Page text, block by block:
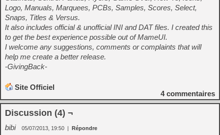
Logo, Manuals, Marquees, PCBs, Samples, Scores, Select,
Snaps, Titles & Versus.
It also includes official & unofficial INI and DAT files. I created this
to get the best experience possible out of MameUI.
I welcome any suggestions, comments or complaints that will
help me create a better release.
-GivingBack-
Site Officiel
4commentaires
Discussion (4) ¬
bibi 05/07/2013, 19:50 | Répondre